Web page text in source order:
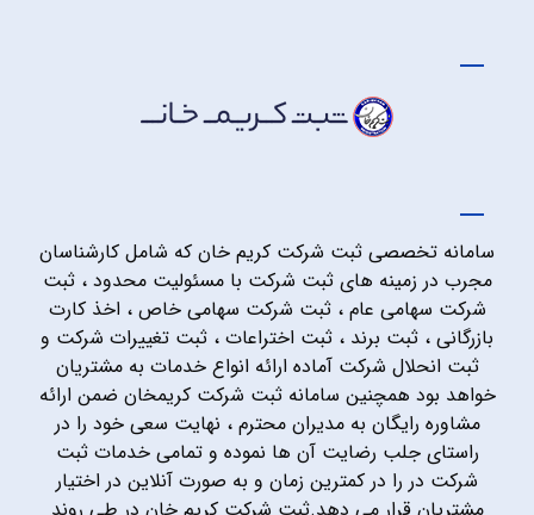
سامانه تخصصی ثبت شرکت کریم خان که شامل کارشناسان
مجرب در زمینه های ثبت شرکت با مسئولیت محدود ، ثبت
شرکت سهامی عام ، ثبت شرکت سهامی خاص ، اخذ کارت
بازرگانی ، ثبت برند ، ثبت اختراعات ، ثبت تغییرات شرکت و
ثبت انحلال شرکت آماده ارائه انواع خدمات به مشتریان
خواهد بود همچنین سامانه ثبت شرکت کریمخان ضمن ارائه
مشاوره رایگان به مدیران محترم ، نهایت سعی خود را در
راستای جلب رضایت آن ها نموده و تمامی خدمات ثبت
شرکت در را در کمترین زمان و به صورت آنلاین در اختیار